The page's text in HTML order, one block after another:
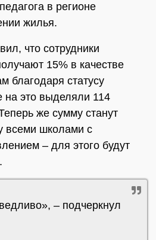
в регионе
жилья.
что сотрудники
15% в качестве
благодаря статусу
это выделяли 114
же сумму станут
всеми школами с
– для этого будут
– подчеркнул